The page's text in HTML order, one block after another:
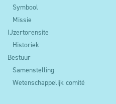
Symbool
Missie
IJzertorensite
Historiek
Bestuur
Samenstelling
Wetenschappelijk comité